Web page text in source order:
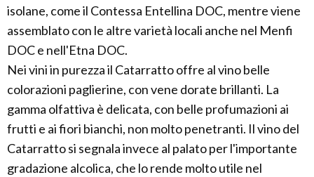
isolane, come il Contessa Entellina DOC, mentre viene
assemblato con le altre varietà locali anche nel Menfi
DOC e nell'Etna DOC.
Nei vini in purezza il Catarratto offre al vino belle
colorazioni paglierine, con vene dorate brillanti. La
gamma olfattiva è delicata, con belle profumazioni ai
frutti e ai fiori bianchi, non molto penetranti. Il vino del
Catarratto si segnala invece al palato per l'importante
gradazione alcolica, che lo rende molto utile nel